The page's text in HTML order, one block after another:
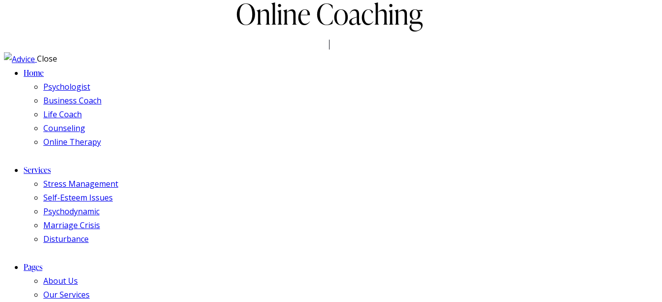
Online Coaching
Close
Home
Psychologist
Business Coach
Life Coach
Counseling
Online Therapy
Services
Stress Management
Self-Esteem Issues
Psychodynamic
Marriage Crisis
Disturbance
Pages
About Us
Our Services